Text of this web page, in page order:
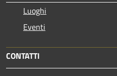
Luoghi
Eventi
CONTATTI